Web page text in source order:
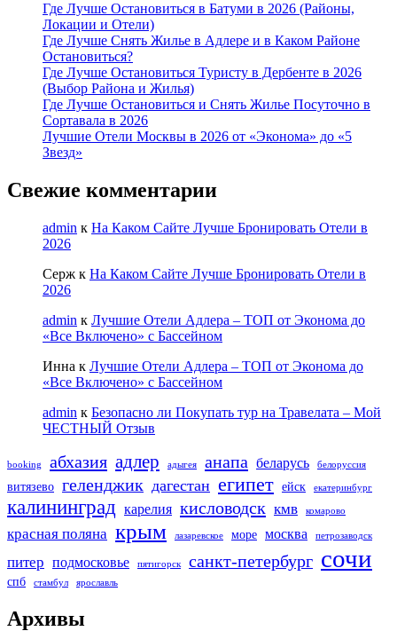
Где Лучше Остановиться в Батуми в 2026 (Районы,
Локации и Отели)
Где Лучше Снять Жилье в Адлере и в Каком Районе
Остановиться?
Где Лучше Остановиться Туристу в Дербенте в 2026
(Выбор Района и Жилья)
Где Лучше Остановиться и Снять Жилье Посуточно в
Сортавала в 2026
Лучшие Отели Москвы в 2026 от «Эконома» до «5
Звезд»
Свежие комментарии
admin к На Каком Сайте Лучше Бронировать Отели в
2026
Серж к На Каком Сайте Лучше Бронировать Отели в
2026
admin к Лучшие Отели Адлера – ТОП от Эконома до
«Все Включено» с Бассейном
Инна к Лучшие Отели Адлера – ТОП от Эконома до
«Все Включено» с Бассейном
admin к Безопасно ли Покупать тур на Травелата – Мой
ЧЕСТНЫЙ Отзыв
booking абхазия адлер адыгея анапа беларусь белоруссия
витязево геленджик дагестан египет ейск екатеринбург
калининград карелия кисловодск кмв комарово
красная поляна крым лазаревское море москва петрозаводск
питер подмосковье пятигорск санкт-петербург сочи
спб стамбул ярославль
Архивы